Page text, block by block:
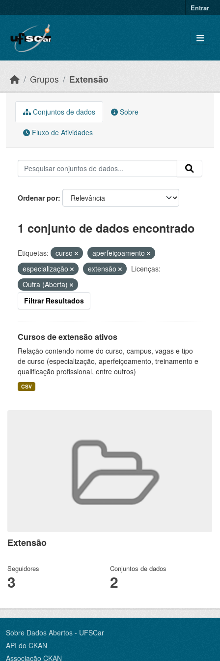
Entrar
Grupos Extensão
Extensão
Seguidores
3
Conjuntos de dados
2
Conjuntos de dados Sobre
Fluxo de Atividades
Ordenar por
1 conjunto de dados encontrado
Etiquetas: curso
aperfeiçoamento
especialização
extensão
Licenças:
Outra (Aberta)
Filtrar Resultados
Cursos de extensão ativos
Relação contendo nome do curso, campus, vagas e tipo
de curso (especialização, aperfeiçoamento, treinamento e
qualificação profissional, entre outros)
CSV
Sobre Dados Abertos - UFSCar
API do CKAN
Associação CKAN